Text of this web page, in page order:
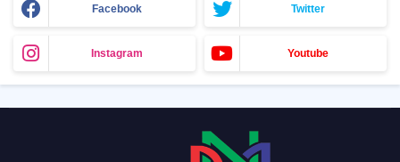
Facebook Twitter
Instagram Youtube